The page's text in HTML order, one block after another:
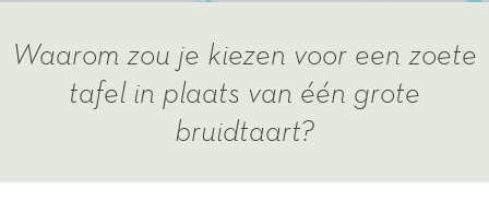
Waarom zou je kiezen voor een zoete
tafel in plaats van één grote
bruidtaart?